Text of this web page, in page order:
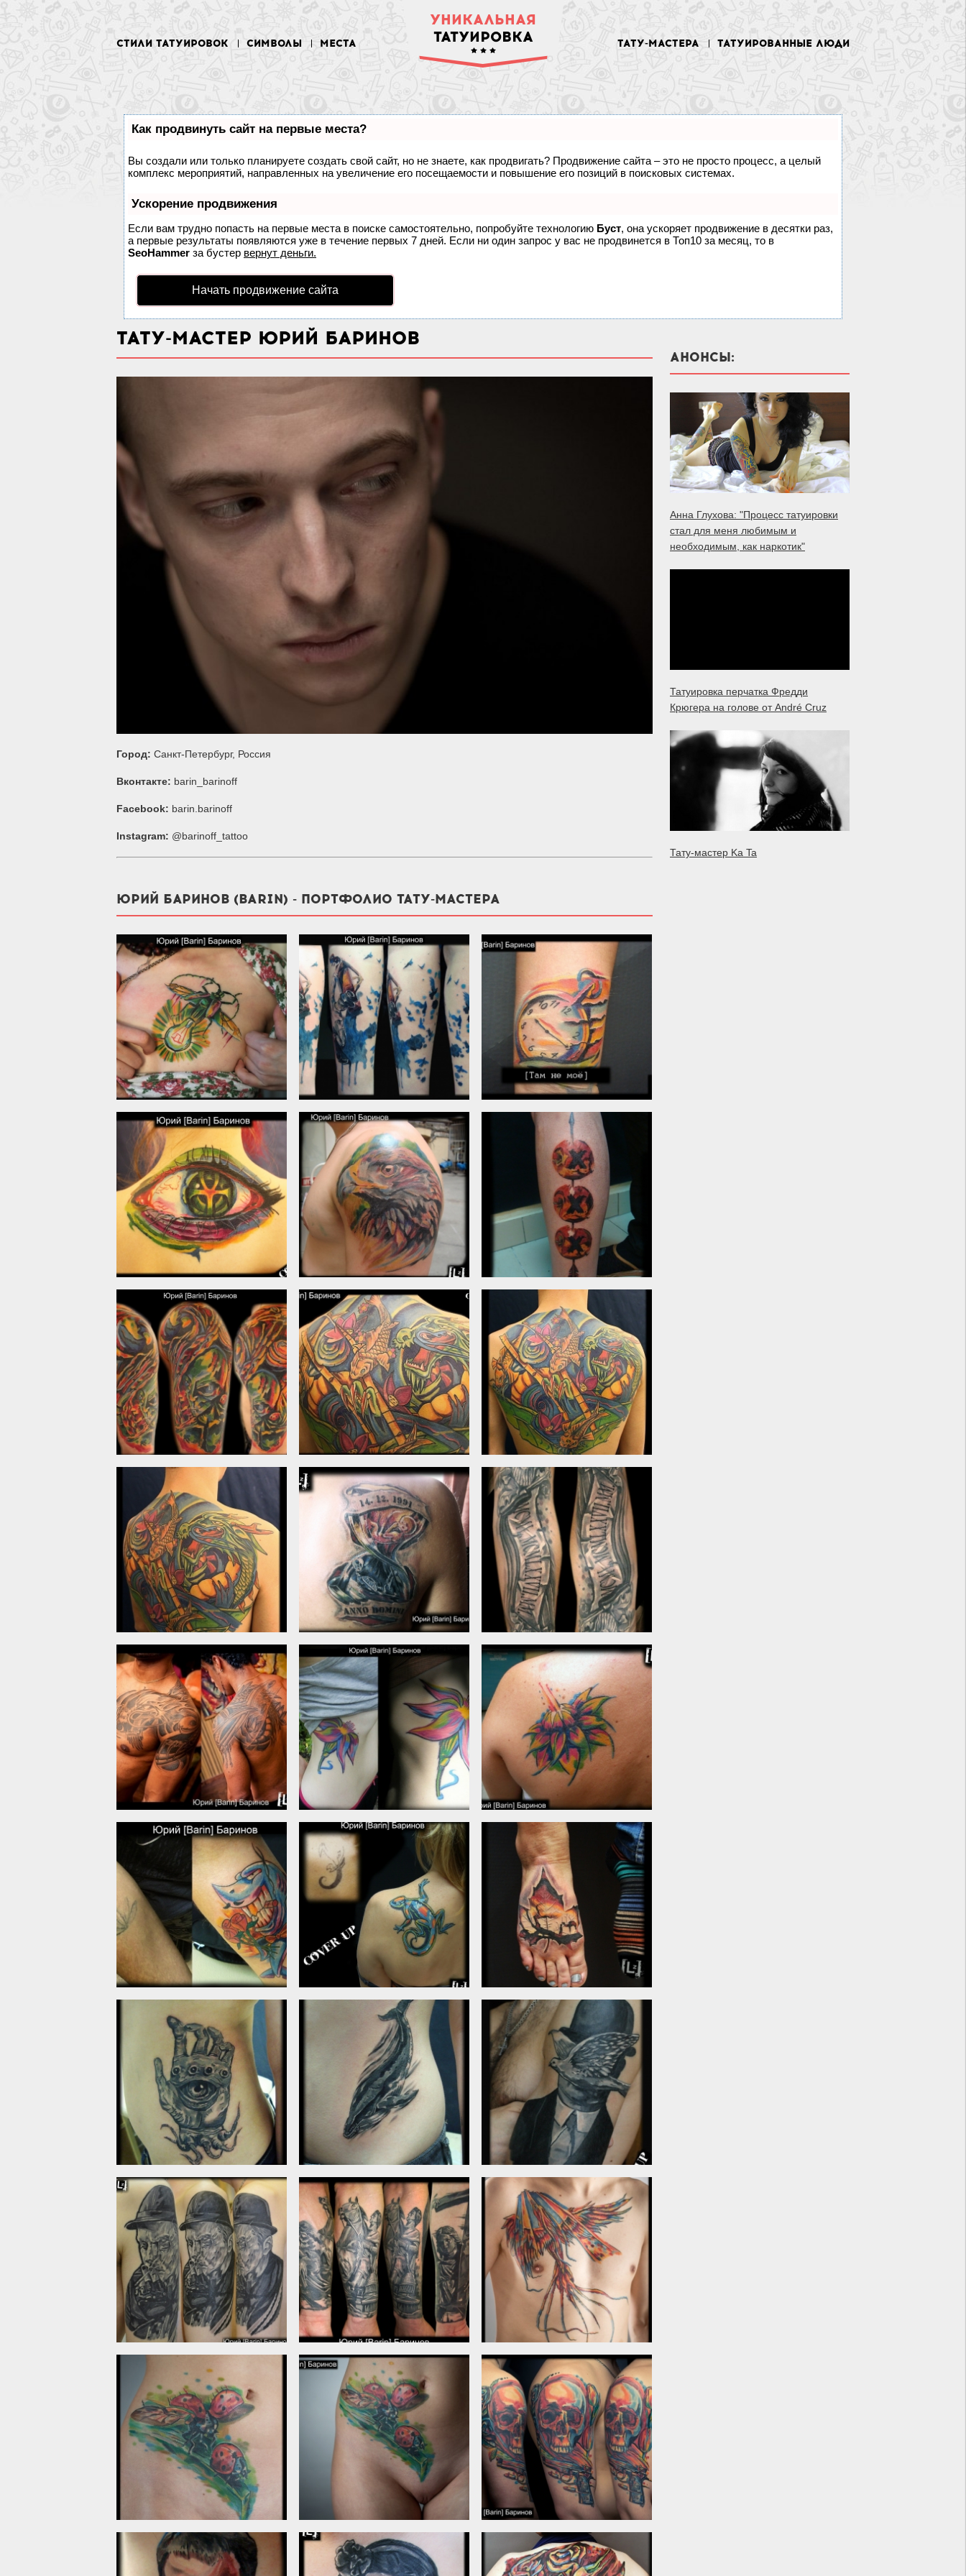
УНИКАЛЬНАЯ
ТАТУИРОВКА
СТИЛИ ТАТУИРОВОК СИМВОЛЫ МЕСТА ТАТУИРОВАННЫЕ ЛЮДИ
ТАТУ-МАСТЕРА
Как продвинуть сайт на первые места?
Вы создали или только планируете создать свой сайт, но не знаете, как продвигать? Продвижение сайта – это не просто процесс, а целый
комплекс мероприятий, направленных на увеличение его посещаемости и повышение его позиций в поисковых системах.
Ускорение продвижения
Если вам трудно попасть на первые места в поиске самостоятельно, попробуйте технологию Буст, она ускоряет продвижение в десятки раз,
а первые результаты появляются уже в течение первых 7 дней. Если ни один запрос у вас не продвинется в Топ10 за месяц, то в
SeoHammer за бустер вернут деньги.
Начать продвижение сайта
ТАТУ-МАСТЕР ЮРИЙ БАРИНОВ
Город: Санкт-Петербург, Россия
Вконтакте: barin_barinoff
Facebook: barin.barinoff
Instagram: @barinoff_tattoo
ЮРИЙ БАРИНОВ (BARIN) - ПОРТФОЛИО ТАТУ-МАСТЕРА
АНОНСЫ:
Анна Глухова: "Процесс татуировки
стал для меня любимым и
необходимым, как наркотик"
Татуировка перчатка Фредди
Крюгера на голове от André Cruz
Тату-мастер Ka Ta